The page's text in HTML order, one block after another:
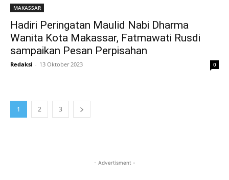
MAKASSAR
Hadiri Peringatan Maulid Nabi Dharma
Wanita Kota Makassar, Fatmawati Rusdi
sampaikan Pesan Perpisahan
Redaksi - 13 Oktober 2023 0
1 2 3
- Advertisment -